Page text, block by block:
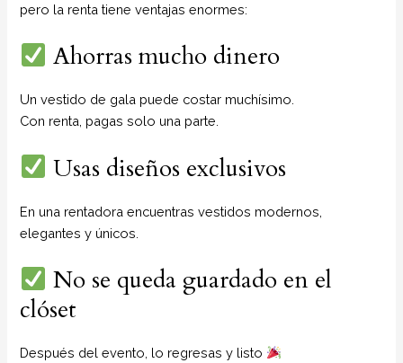
pero la renta tiene ventajas enormes:
Ahorras mucho dinero
Un vestido de gala puede costar muchísimo.
Con renta, pagas solo una parte.
Usas diseños exclusivos
En una rentadora encuentras vestidos modernos,
elegantes y únicos.
No se queda guardado en el
clóset
Después del evento, lo regresas y listo